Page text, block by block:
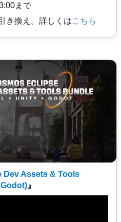
まで
き換え。詳しくはこちら
Dev Assets & Tools
』